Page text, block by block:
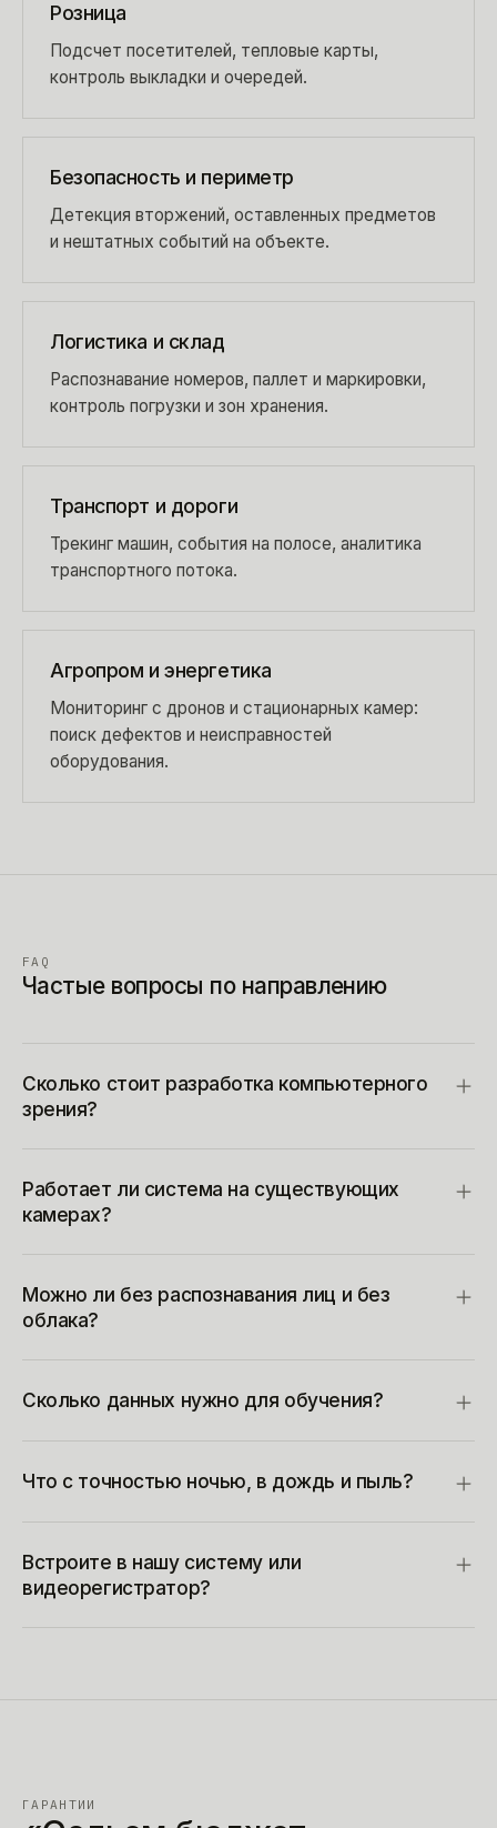
Розница
Подсчет посетителей, тепловые карты,
контроль выкладки и очередей.
Безопасность и периметр
Детекция вторжений, оставленных предметов
и нештатных событий на объекте.
Логистика и склад
Распознавание номеров, паллет и маркировки,
контроль погрузки и зон хранения.
Транспорт и дороги
Трекинг машин, события на полосе, аналитика
транспортного потока.
Агропром и энергетика
Мониторинг с дронов и стационарных камер:
поиск дефектов и неисправностей
оборудования.
FAQ
Частые вопросы по направлению
Сколько стоит разработка компьютерного
зрения?
Работает ли система на существующих
камерах?
Можно ли без распознавания лиц и без
облака?
Сколько данных нужно для обучения?
Что с точностью ночью, в дождь и пыль?
Встроите в нашу систему или
видеорегистратор?
ГАРАНТИИ